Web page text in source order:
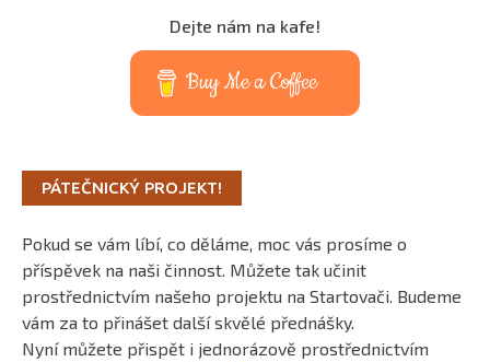
Dejte nám na kafe!
Buy Me a Coffee
PÁTEČNICKÝ PROJEKT!
Pokud se vám líbí, co děláme, moc vás prosíme o
příspěvek na naši činnost. Můžete tak učinit
prostřednictvím našeho projektu na Startovači. Budeme
vám za to přinášet další skvělé přednášky.
Nyní můžete přispět i jednorázově prostřednictvím